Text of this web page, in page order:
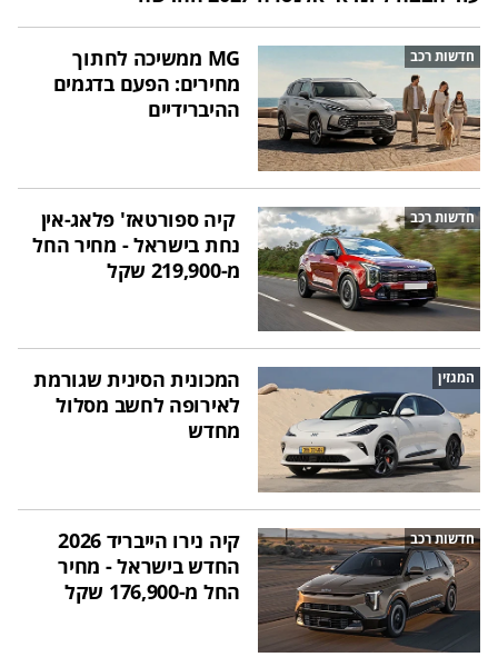
חדשות רכב
MG ממשיכה לחתוך
מחירים: הפעם בדגמים
ההיברידיים
חדשות רכב
קיה ספורטאז' פלאג-אין
נחת בישראל - מחיר החל
מ-219,900 שקל
המגזין
המכונית הסינית שגורמת
לאירופה לחשב מסלול
מחדש
חדשות רכב
קיה נירו הייבריד 2026
החדש בישראל - מחיר
החל מ-176,900 שקל